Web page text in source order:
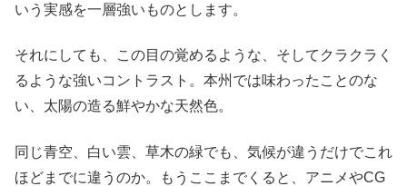
いう実感を一層強いものとします。
それにしても、この目の覚めるような、そしてクラクラく
るような強いコントラスト。本州では味わったことのな
い、太陽の造る鮮やかな天然色。
同じ青空、白い雲、草木の緑でも、気候が違うだけでこれ
ほどまでに違うのか。もうここまでくると、アニメやCG